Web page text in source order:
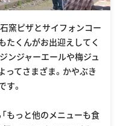
窯ピザとサイフォンコー
たくんがお出迎えしてく
ンジャーエールや梅ジュ
ってさまざま。かやぶき
す。
もっと他のメニューも食